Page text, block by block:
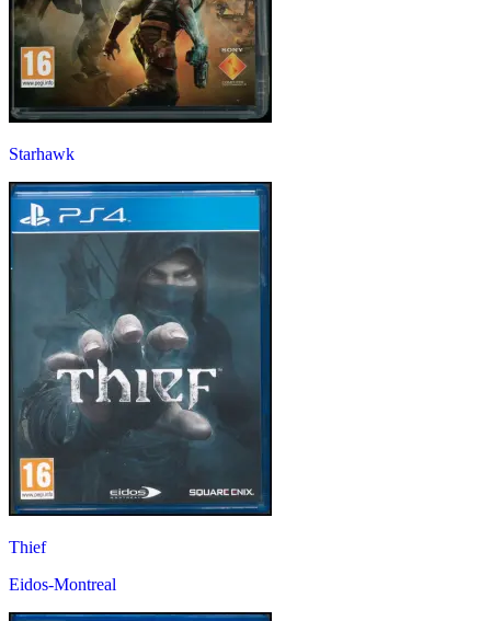
Starhawk
Thief
Eidos-Montreal